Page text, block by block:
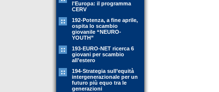
l'Europa: il programma
CERV
192-Potenza, a fine aprile,
ospita lo scambio
giovanile “NEURO-
YOUTH”
193-EURO-NET ricerca 6
giovani per scambio
all’estero
194-Strategia sull’equità
intergenerazionale per un
futuro più equo tra le
generazioni